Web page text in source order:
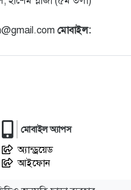
ও চারা বিতরণ কর্মসূচির
৪, আহত ১৫ শিক্ষার্থী
শক্তিশালী হবে: মির্জা
মোবাইল:
মোবাইল অ্যাপস
অ্যান্ড্রয়েড
আইফোন